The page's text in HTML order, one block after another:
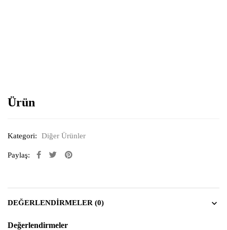
Ürün
Kategori: Diğer Ürünler
Paylaş:
DEĞERLENDIRMELER (0)
Değerlendirmeler